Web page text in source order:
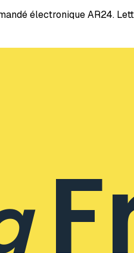
électronique AR24.